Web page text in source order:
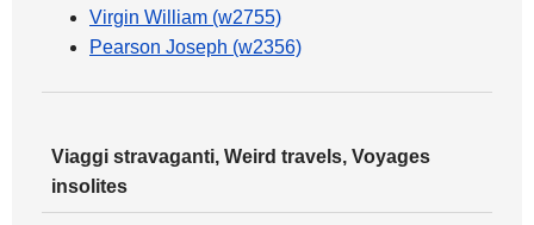
Virgin William (w2755)
Pearson Joseph (w2356)
Viaggi stravaganti, Weird travels, Voyages
insolites